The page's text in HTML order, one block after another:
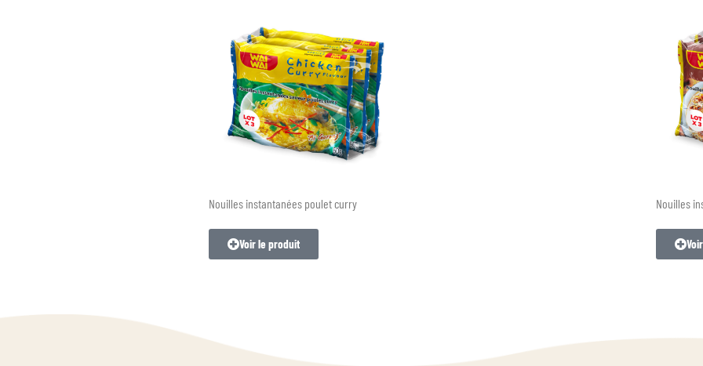
Nouilles instantanées poulet curry
Voir le produit
Nouilles